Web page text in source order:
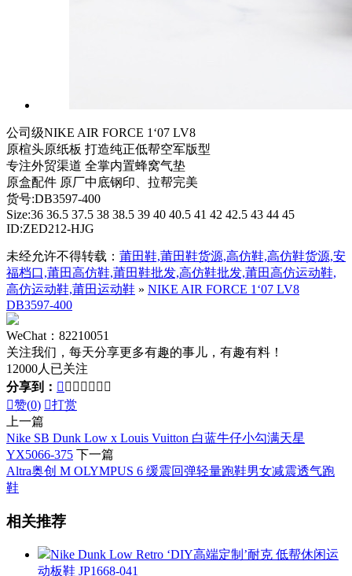
公司级NIKE AIR FORCE 1‘07 LV8
原楦头原纸板 打造纯正低帮空军版型
专注外贸渠道 全掌内置蜂窝气垫
原盒配件 原厂中底钢印、拉帮完美
货号:DB3597-400
Size:36 36.5 37.5 38 38.5 39 40 40.5 41 42 42.5 43 44 45
ID:ZED212-HJG
未经允许不得转载： 莆田鞋,莆田鞋货源,高仿鞋,高仿鞋货源,安
福档口,莆田高仿鞋,莆田鞋批发,高仿鞋批发,莆田高仿运动鞋,
高仿运动鞋,莆田运动鞋 » NIKE AIR FORCE 1‘07 LV8
DB3597-400
WeChat：82210051
关注我们，每天分享更多有趣的事儿，有趣有料！
12000人已关注
分享到：       
赞(0) 打赏
上一篇
Nike SB Dunk Low x Louis Vuitton 白蓝牛仔小勾满天星
YX5066-375 下一篇
Altra奥创 M OLYMPUS 6 缓震回弹轻量跑鞋男女减震透气跑
鞋
相关推荐
Nike Dunk Low Retro ‘DIY高端定制’耐克 低帮休闲运
动板鞋 JP1668-041